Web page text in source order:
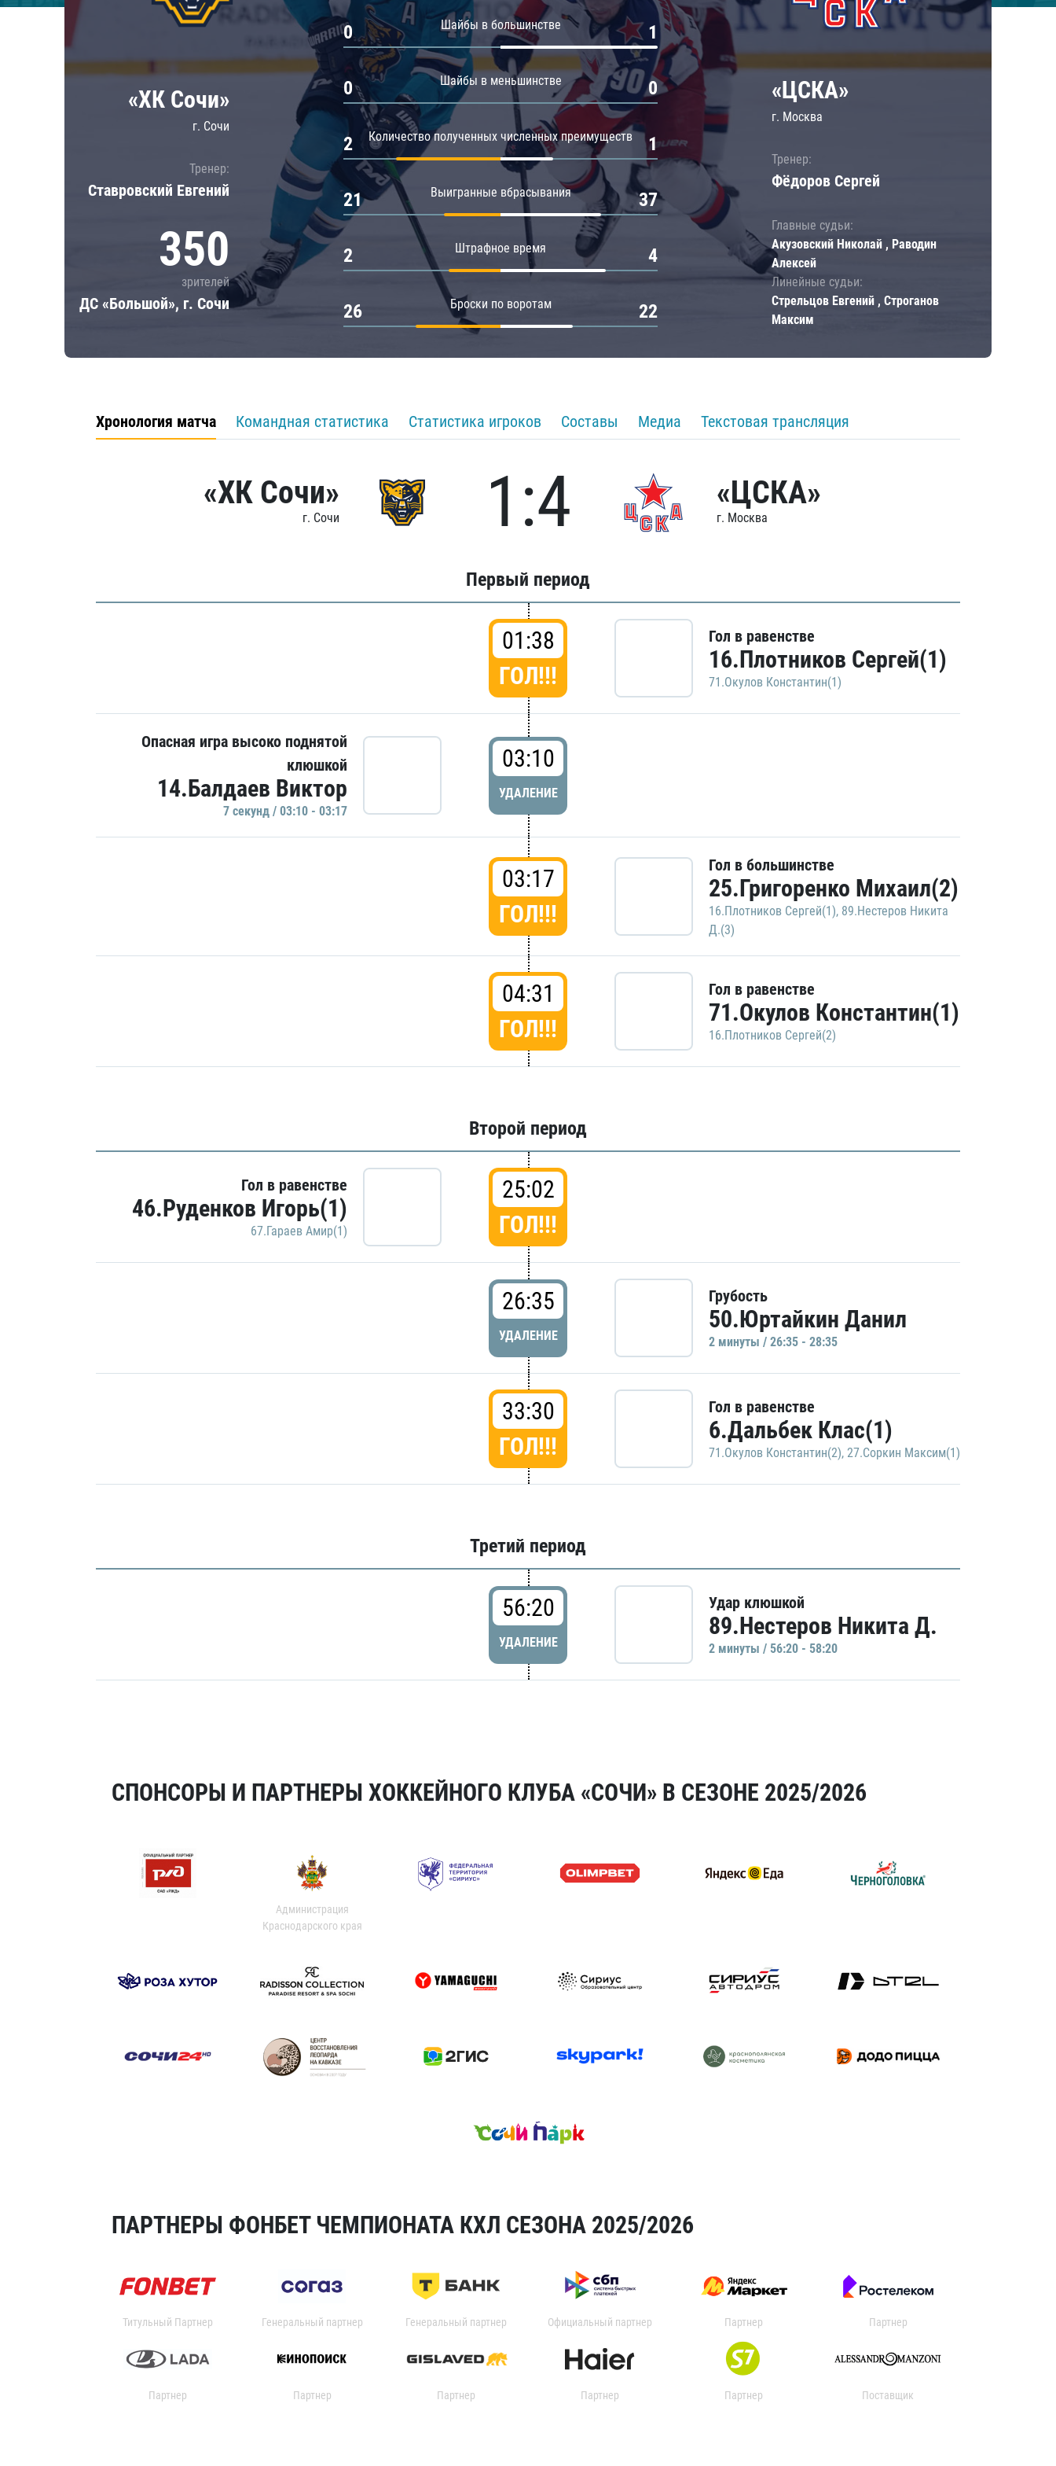
Локомотив
ЦСКА
Шанхайские Драконы
Амур
Барыс
Салават Юлаев
«ХК Сочи»
г. Сочи
Тренер:
Ставровский Евгений
350
зрителей
ДС «Большой», г. Сочи
Шайбы в большинстве
0 1
Шайбы в меньшинстве
0 0
Количество полученных численных преимуществ
2 1
Выигранные вбрасывания
21 37
Штрафное время
2 4
Броски по воротам
26 22
«ЦСКА»
г. Москва
Тренер:
Фёдоров Сергей
Главные судьи:
Акузовский Николай , Раводин
Алексей
Линейные судьи:
Стрельцов Евгений , Строганов
Максим
Хронология матча Командная статистика Статистика игроков Составы Медиа Текстовая трансляция
«ХК Сочи»
г. Сочи 1:4 «ЦСКА»
г. Москва
Первый период
01:38
ГОЛ!!!
Гол в равенстве
16.Плотников Сергей(1)
71.Окулов Константин(1)
Опасная игра высоко поднятой
клюшкой
14.Балдаев Виктор
7 секунд / 03:10 - 03:17
03:10
УДАЛЕНИЕ
03:17
ГОЛ!!!
Гол в большинстве
25.Григоренко Михаил(2)
16.Плотников Сергей(1), 89.Нестеров Никита
Д.(3)
04:31
ГОЛ!!!
Гол в равенстве
71.Окулов Константин(1)
16.Плотников Сергей(2)
Второй период
Гол в равенстве
46.Руденков Игорь(1)
67.Гараев Амир(1)
25:02
ГОЛ!!!
26:35
УДАЛЕНИЕ
Грубость
50.Юртайкин Данил
2 минуты / 26:35 - 28:35
33:30
ГОЛ!!!
Гол в равенстве
6.Дальбек Клас(1)
71.Окулов Константин(2), 27.Соркин Максим(1)
Третий период
56:20
УДАЛЕНИЕ
Удар клюшкой
89.Нестеров Никита Д.
2 минуты / 56:20 - 58:20
СПОНСОРЫ И ПАРТНЕРЫ ХОККЕЙНОГО КЛУБА «СОЧИ» В СЕЗОНЕ 2025/2026
Администрация
Краснодарского края
ПАРТНЕРЫ ФОНБЕТ ЧЕМПИОНАТА КХЛ СЕЗОНА 2025/2026
Титульный Партнер Генеральный партнер Генеральный партнер Официальный партнер Партнер Партнер
Партнер Партнер Партнер Партнер Партнер Поставщик